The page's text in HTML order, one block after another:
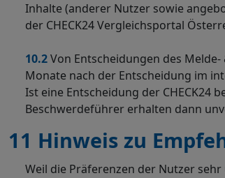
Inhalte (anderer Nutzer sowie
der CHECK24 Vergleichsportal
10.2Von Entscheidungen des
Monate nach der Entscheidung im
Ist eine Entscheidung der CHECK24
Beschwerdeführer erhalten dann
11 Hinweis zu
Weil die Präferenzen der Nutzer